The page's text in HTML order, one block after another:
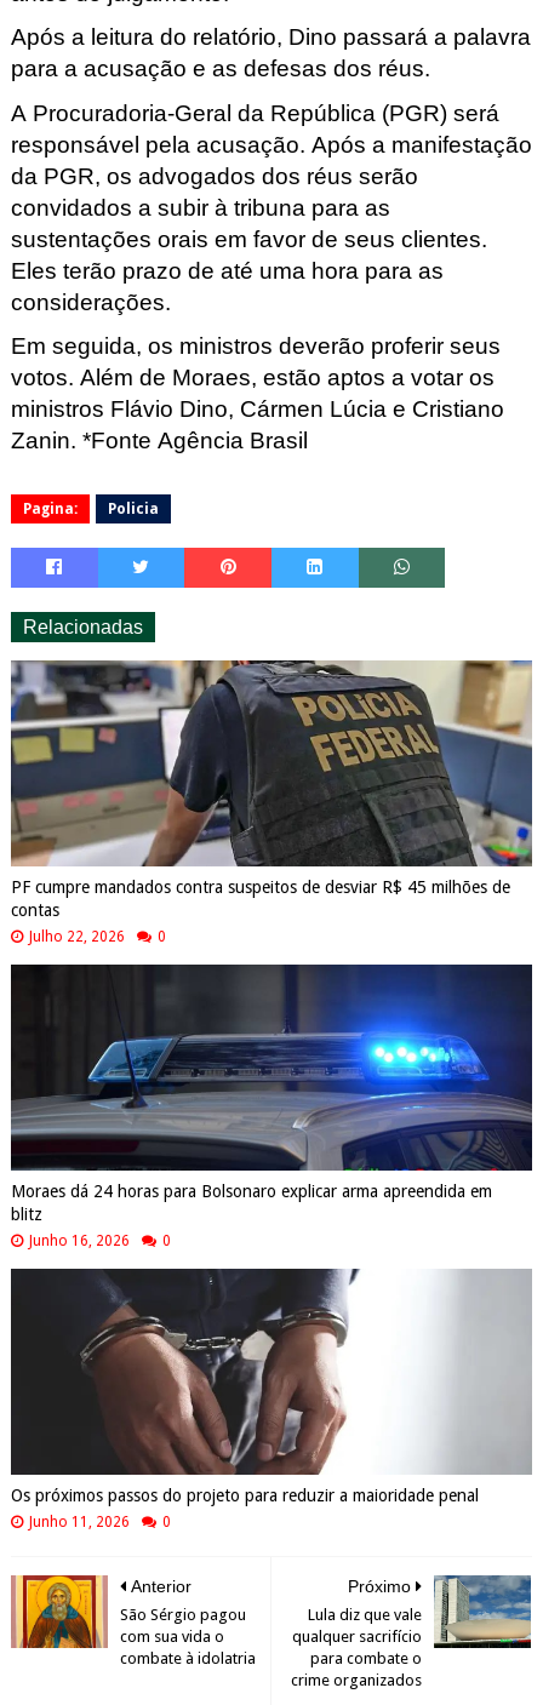
Após a leitura do relatório, Dino passará a palavra
para a acusação e as defesas dos réus.
A Procuradoria-Geral da República (PGR) será
responsável pela acusação. Após a manifestação
da PGR, os advogados dos réus serão
convidados a subir à tribuna para as
sustentações orais em favor de seus clientes.
Eles terão prazo de até uma hora para as
considerações.
Em seguida, os ministros deverão proferir seus
votos. Além de Moraes, estão aptos a votar os
ministros Flávio Dino, Cármen Lúcia e Cristiano
Zanin. *Fonte Agência Brasil
Pagina: Policia
Relacionadas
PF cumpre mandados contra suspeitos de desviar R$ 45 milhões de
contas
Julho 22, 2026 0
Moraes dá 24 horas para Bolsonaro explicar arma apreendida em
blitz
Junho 16, 2026 0
Os próximos passos do projeto para reduzir a maioridade penal
Junho 11, 2026 0
Próximo
Lula diz que vale
qualquer sacrifício
para combate o
crime organizados
Anterior
São Sérgio pagou
com sua vida o
combate à idolatria